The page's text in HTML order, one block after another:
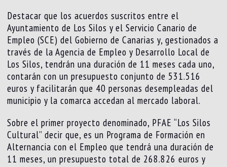
Destacar que los acuerdos suscritos entre el
Ayuntamiento de Los Silos y el Servicio Canario de
Empleo (SCE) del Gobierno de Canarias y, gestionados a
través de la Agencia de Empleo y Desarrollo Local de
Los Silos, tendrán una duración de 11 meses cada uno,
contarán con un presupuesto conjunto de 531.516
euros y facilitarán que 40 personas desempleadas del
municipio y la comarca accedan al mercado laboral.
Sobre el primer proyecto denominado, PFAE “Los Silos
Cultural” decir que, es un Programa de Formación en
Alternancia con el Empleo que tendrá una duración de
11 meses, un presupuesto total de 268.826 euros y